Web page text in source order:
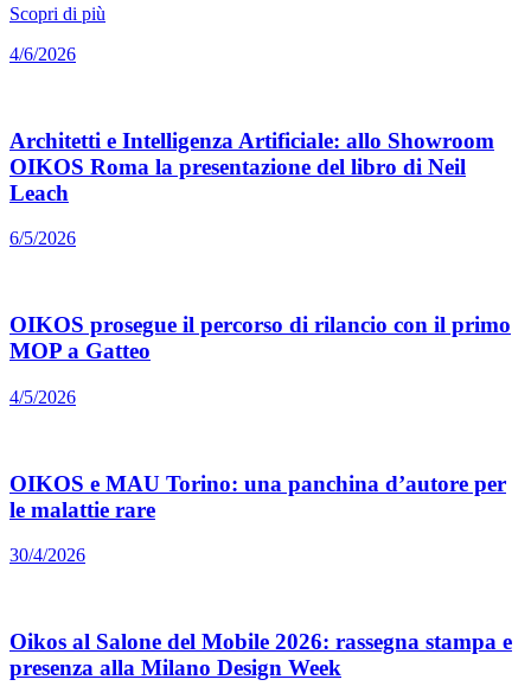
Scopri di più
4/6/2026
Architetti e Intelligenza Artificiale: allo Showroom
OIKOS Roma la presentazione del libro di Neil
Leach
6/5/2026
OIKOS prosegue il percorso di rilancio con il primo
MOP a Gatteo
4/5/2026
OIKOS e MAU Torino: una panchina d’autore per
le malattie rare
30/4/2026
Oikos al Salone del Mobile 2026: rassegna stampa e
presenza alla Milano Design Week